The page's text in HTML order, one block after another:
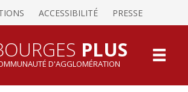
ACCESSIBILITÉ PRESSE
PLUS
D'AGGLOMÉRATION